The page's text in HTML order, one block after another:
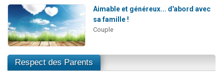
Aimable et généreux... d'abord avec
sa famille !
Couple
Respect des Parents